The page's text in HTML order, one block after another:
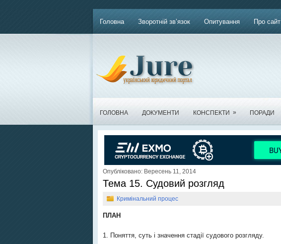
Головна Зворотній зв’язок Опитування Про сайт
ГОЛОВНА ДОКУМЕНТИ КОНСПЕКТИ » ПОРАДИ
Опубліковано: Вересень 11, 2014
Тема 15. Судовий розгляд
Кримінальний процес
ПЛАН
1. Поняття, суть і значення стадії судового розгляду.